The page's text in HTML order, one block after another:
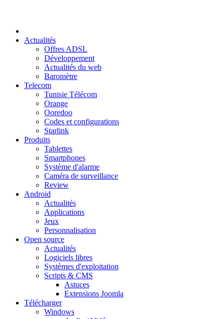
Actualités
Offres ADSL
Développement
Actualités du web
Baromètre
Telecom
Tunisie Télécom
Orange
Ooredoo
Codes et configurations
Starlink
Produits
Tablettes
Smartphones
Système d'alarme
Caméra de surveillance
Review
Android
Actualités
Applications
Jeux
Personnalisation
Open source
Actualités
Logiciels libres
Systèmes d'exploitation
Scripts & CMS
Astuces
Extensions Joomla
Télécharger
Windows